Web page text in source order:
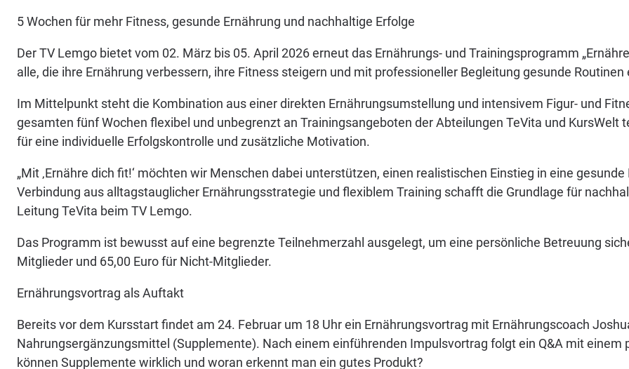
5 Wochen für mehr Fitness, gesunde Ernährung und nachhaltige Erfolge
Der TV Lemgo bietet vom 02. März bis 05. April 2026 erneut das Ernährungs- und Trainingsprogramm
alle, die ihre Ernährung verbessern, ihre Fitness steigern und mit professioneller Begleitung gesunde
Im Mittelpunkt steht die Kombination aus einer direkten Ernährungsumstellung und intensivem Figur- und
gesamten fünf Wochen flexibel und unbegrenzt an Trainingsangeboten der Abteilungen TeVita und KursWelt
für eine individuelle Erfolgskontrolle und zusätzliche Motivation.
„Mit ‚Ernähre dich fit!‘ möchten wir Menschen dabei unterstützen, einen realistischen Einstieg in eine
Verbindung aus alltagstauglicher Ernährungsstrategie und flexiblem Training schafft die Grundlage für
Leitung TeVita beim TV Lemgo.
Das Programm ist bewusst auf eine begrenzte Teilnehmerzahl ausgelegt, um eine persönliche Betreuung
Mitglieder und 65,00 Euro für Nicht-Mitglieder.
Ernährungsvortrag als Auftakt
Bereits vor dem Kursstart findet am 24. Februar um 18 Uhr ein Ernährungsvortrag mit Ernährungscoach
Nahrungsergänzungsmittel (Supplemente). Nach einem einführenden Impulsvortrag folgt ein Q&A mit einem
können Supplemente wirklich und woran erkennt man ein gutes Produkt?